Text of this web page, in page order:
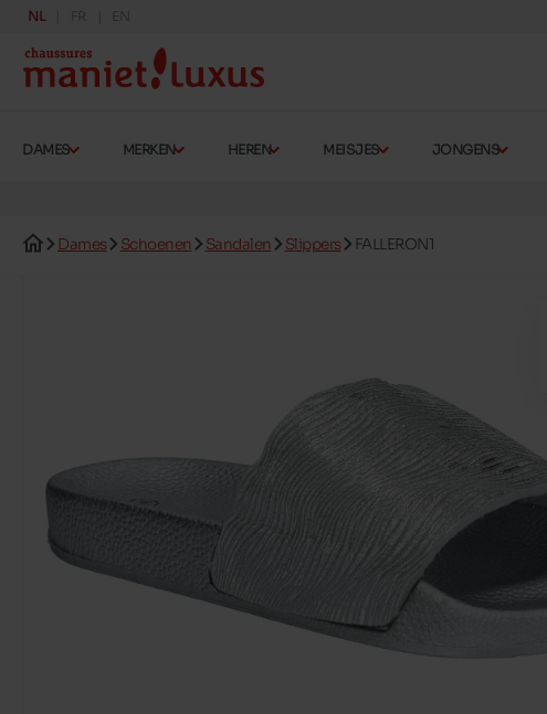
NL FR EN
DAMES MERKEN HEREN MEISJES JONGENS
Dames Schoenen Sandalen Slippers FALLERON1